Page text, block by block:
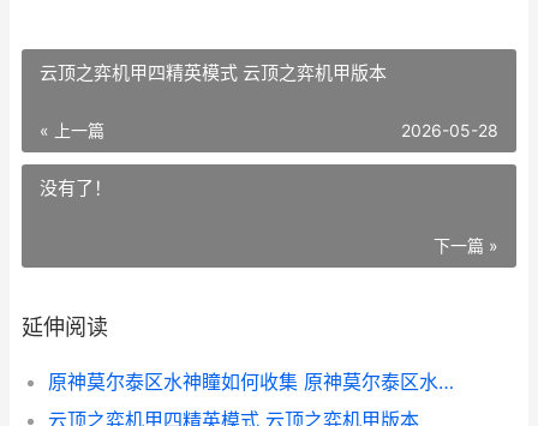
云顶之弈机甲四精英模式 云顶之弈机甲版本
« 上一篇 2026-05-28
没有了！
下一篇 »
延伸阅读
原神莫尔泰区水神瞳如何收集 原神莫尔泰区水下轨道组合调节卡怎么开
云顶之弈机甲四精英模式 云顶之弈机甲版本